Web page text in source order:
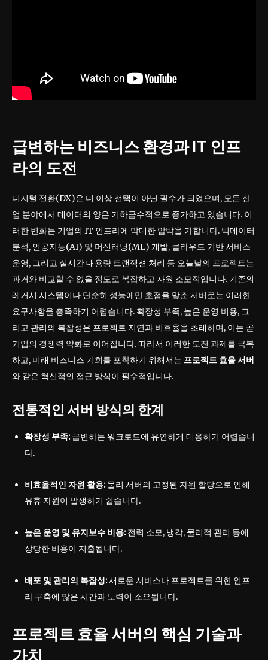
급변하는 비즈니스 환경과 IT 인프
라의 도전
디지털 전환(DX)은 더 이상 선택이 아닌 필수가 되었으며, 모든 산
업 분야에서 데이터의 양은 기하급수적으로 증가하고 있습니다. 이
러한 변화는 기업의 IT 인프라에 막대한 압박을 가합니다. 빅데이터
분석, 인공지능(AI) 및 머신러닝(ML) 개발, 클라우드 기반 서비스
운영, 그리고 실시간 대용량 트랜잭션 처리 등 오늘날의 프로젝트는
과거와 비교할 수 없을 정도로 복잡하고 자원 소모적입니다. 기존의
레거시 시스템이나 단순히 성능에만 초점을 맞춘 서버로는 이러한
요구사항을 충족하기 어렵습니다. 확장성 부족, 높은 운영 비용, 그
리고 관리의 복잡성은 프로젝트 지연과 비효율을 초래하며, 이는 곧
기업의 경쟁력 약화로 이어집니다. 따라서 이러한 도전 과제를 극복
하고, 미래 비즈니스 기회를 포착하기 위해서는 프로젝트 효율 서버
와 같은 혁신적인 접근 방식이 필수적입니다.
전통적인 서버 방식의 한계
확장성 부족:급변하는 워크로드에 유연하게 대응하기 어렵습니
다.
비효율적인 자원 활용:물리 서버의 고정된 자원 할당으로 인해
유휴 자원이 발생하기 쉽습니다.
높은 운영 및 유지보수 비용:전력 소모, 냉각, 물리적 관리 등에
상당한 비용이 지출됩니다.
배포 및 관리의 복잡성:새로운 서비스나 프로젝트를 위한 인프
라 구축에 많은 시간과 노력이 소요됩니다.
프로젝트 효율 서버의 핵심 기술과
가치